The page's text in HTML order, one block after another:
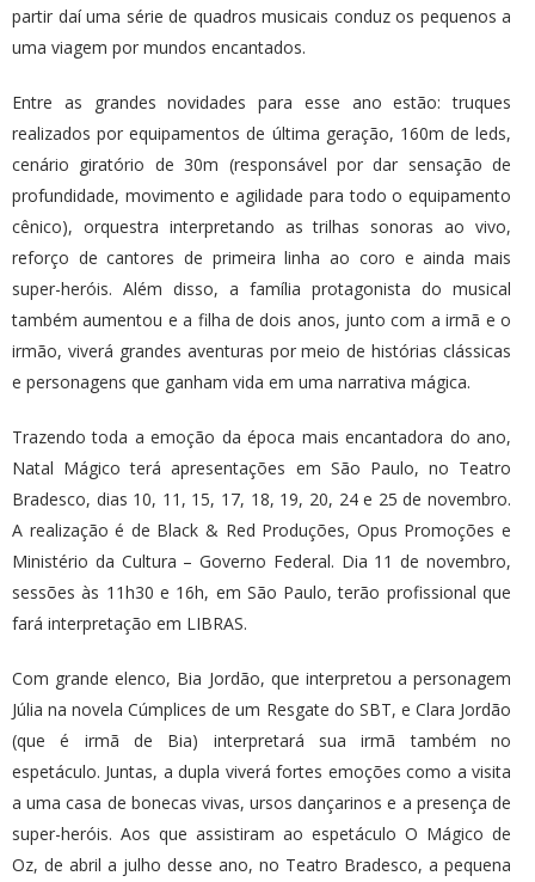
partir daí uma série de quadros musicais conduz os pequenos a
uma viagem por mundos encantados.
Entre as grandes novidades para esse ano estão: truques
realizados por equipamentos de última geração, 160m de leds,
cenário giratório de 30m (responsável por dar sensação de
profundidade, movimento e agilidade para todo o equipamento
cênico), orquestra interpretando as trilhas sonoras ao vivo,
reforço de cantores de primeira linha ao coro e ainda mais
super-heróis. Além disso, a família protagonista do musical
também aumentou e a filha de dois anos, junto com a irmã e o
irmão, viverá grandes aventuras por meio de histórias clássicas
e personagens que ganham vida em uma narrativa mágica.
Trazendo toda a emoção da época mais encantadora do ano,
Natal Mágico terá apresentações em São Paulo, no Teatro
Bradesco, dias 10, 11, 15, 17, 18, 19, 20, 24 e 25 de novembro.
A realização é de Black & Red Produções, Opus Promoções e
Ministério da Cultura – Governo Federal. Dia 11 de novembro,
sessões às 11h30 e 16h, em São Paulo, terão profissional que
fará interpretação em LIBRAS.
Com grande elenco, Bia Jordão, que interpretou a personagem
Júlia na novela Cúmplices de um Resgate do SBT, e Clara Jordão
(que é irmã de Bia) interpretará sua irmã também no
espetáculo. Juntas, a dupla viverá fortes emoções como a visita
a uma casa de bonecas vivas, ursos dançarinos e a presença de
super-heróis. Aos que assistiram ao espetáculo O Mágico de
Oz, de abril a julho desse ano, no Teatro Bradesco, a pequena